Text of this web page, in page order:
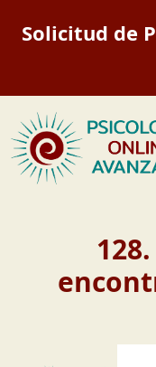
Solicitud de